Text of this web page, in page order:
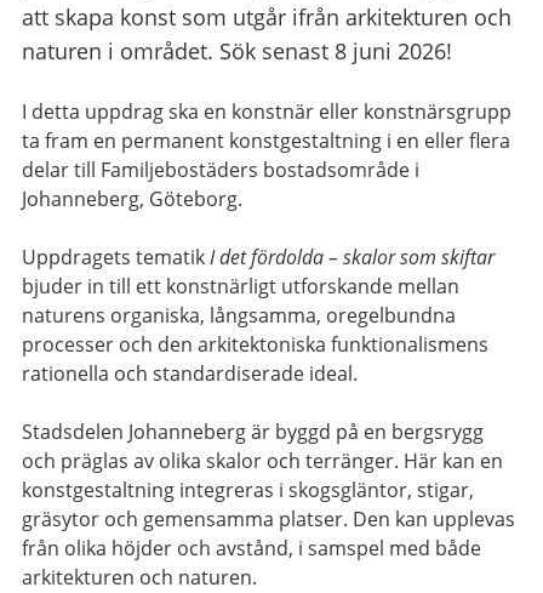
att skapa konst som utgår ifrån arkitekturen och
naturen i området. Sök senast 8 juni 2026!
I detta uppdrag ska en konstnär eller konstnärsgrupp
ta fram en permanent konstgestaltning i en eller flera
delar till Familjebostäders bostadsområde i
Johanneberg, Göteborg.
Uppdragets tematikI det fördolda – skalor som skiftar
bjuder in till ett konstnärligt utforskande mellan
naturens organiska, långsamma, oregelbundna
processer och den arkitektoniska funktionalismens
rationella och standardiserade ideal.
Stadsdelen Johanneberg är byggd på en bergsrygg
och präglas av olika skalor och terränger. Här kan en
konstgestaltning integreras i skogsgläntor, stigar,
gräsytor och gemensamma platser. Den kan upplevas
från olika höjder och avstånd, i samspel med både
arkitekturen och naturen.